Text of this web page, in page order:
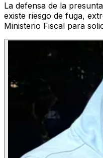
La defensa de la
existe riesgo de fuga,
Ministerio Fiscal para